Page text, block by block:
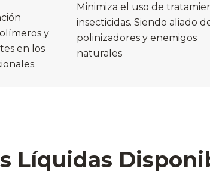
y
en los
Minimiza el uso de
insecticidas. Siendo aliado
polinizadores y enemigos
naturales
Líquidas